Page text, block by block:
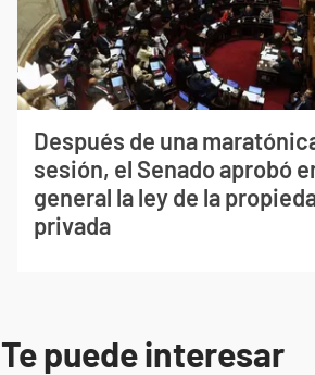
Después de una
sesión, el Senado aprobó
general la ley de la
privada
Te puede interesar